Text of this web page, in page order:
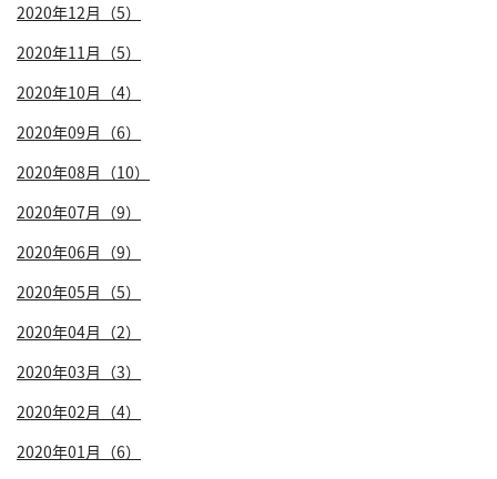
2020年12月（5）
2020年11月（5）
2020年10月（4）
2020年09月（6）
2020年08月（10）
2020年07月（9）
2020年06月（9）
2020年05月（5）
2020年04月（2）
2020年03月（3）
2020年02月（4）
2020年01月（6）